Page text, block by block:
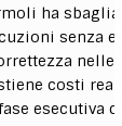
ha
senza
costi
esecutiva